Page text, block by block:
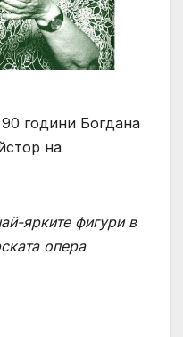
ярките фигури в
опера